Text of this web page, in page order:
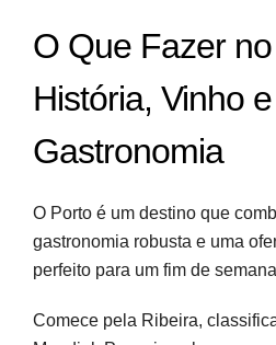
O Que Fazer
História, Vinho e
Gastronomia
O Porto é um destino que
gastronomia robusta e uma
perfeito para um fim de
Comece pela Ribeira,